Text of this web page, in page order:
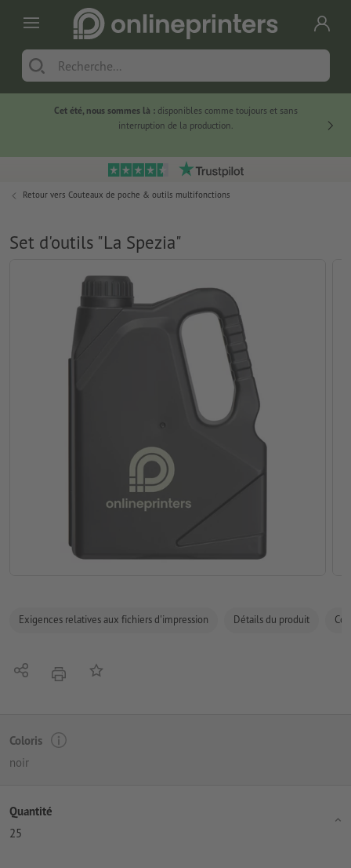
Cet été, nous sommes là :disponibles comme toujours et sans
interruption de la production.
Retour vers Couteaux de poche & outils multifonctions
Set d'outils "La Spezia"
Exigences relatives aux fichiers d'impression Détails du produit
PartagerimprimerAjouter à liste d'article
Coloris
noir
Quantité
25